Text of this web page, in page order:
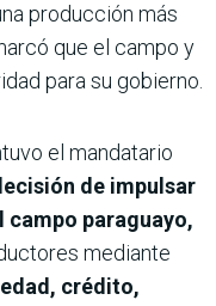
producción más
que el campo y
para su gobierno.
el mandatario
de impulsar
paraguayo,
mediante
crédito,